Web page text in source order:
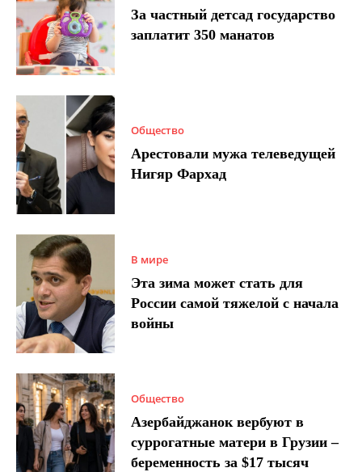
За частный детсад государство
заплатит 350 манатов
Общество
Арестовали мужа телеведущей
Нигяр Фархад
В мире
Эта зима может стать для
России самой тяжелой с начала
войны
Общество
Азербайджанок вербуют в
суррогатные матери в Грузии –
беременность за $17 тысяч